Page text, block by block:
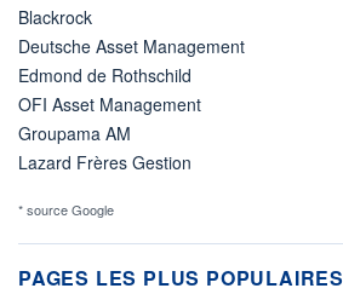
Blackrock
Deutsche Asset Management
Edmond de Rothschild
OFI Asset Management
Groupama AM
Lazard Frères Gestion
* source Google
PAGES LES PLUS POPULAIRES